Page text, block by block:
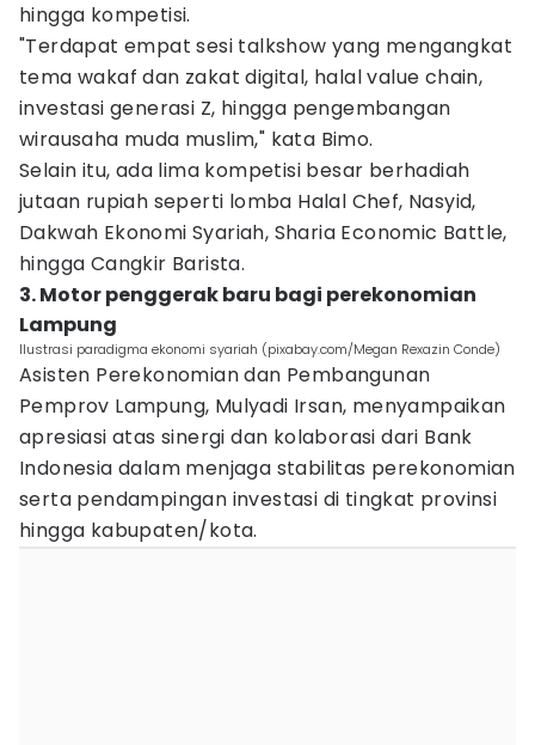
hingga kompetisi.
"Terdapat empat sesi talkshow yang mengangkat
tema wakaf dan zakat digital, halal value chain,
investasi generasi Z, hingga pengembangan
wirausaha muda muslim," kata Bimo.
Selain itu, ada lima kompetisi besar berhadiah
jutaan rupiah seperti lomba Halal Chef, Nasyid,
Dakwah Ekonomi Syariah, Sharia Economic Battle,
hingga Cangkir Barista.
3. Motor penggerak baru bagi perekonomian
Lampung
Ilustrasi paradigma ekonomi syariah (pixabay.com/Megan Rexazin Conde)
Asisten Perekonomian dan Pembangunan
Pemprov Lampung, Mulyadi Irsan, menyampaikan
apresiasi atas sinergi dan kolaborasi dari Bank
Indonesia dalam menjaga stabilitas perekonomian
serta pendampingan investasi di tingkat provinsi
hingga kabupaten/kota.